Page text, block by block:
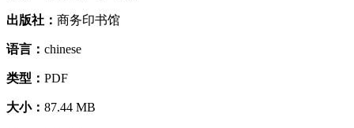
出版社： 商务印书馆
语言： chinese
类型： PDF
大小： 87.44 MB